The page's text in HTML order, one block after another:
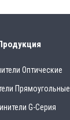
Оптические
Прямоугольные
G-Серия